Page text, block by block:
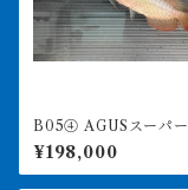
B05④ AGUSスーパーレッド
F4 18㎝前後 PT.ARWANA
LESTARI アジアアロワナ 紅
龍 260-005137
¥198,000